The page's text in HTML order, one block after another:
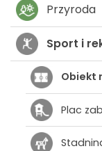
Przyroda
Sport i
Obiekt
Plac